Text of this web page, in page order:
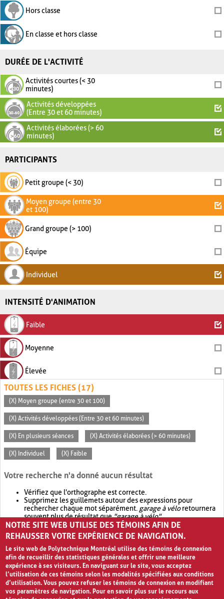
Hors classe
En classe et hors classe
DURÉE DE L'ACTIVITÉ
Activités courtes (< 30
minutes)
Activités développées
(Entre 30 et 60 minutes)
Activités élaborées (> 60
minutes)
PARTICIPANTS
Petit groupe (< 30)
Moyen groupe (entre 30
et 100)
Grand groupe (> 100)
Équipe
Individuel
INTENSITÉ D'ANIMATION
Faible
Moyenne
Élevée
TOUTES LES FICHES (17)
(X) Moyen groupe (entre 30 et 100)
(X) Activités développées (Entre 30 et 60 minutes)
(X) En plusieurs séances (X) Activités élaborées (> 60 minutes)
(X) Individuel (X) Faible
Votre recherche n'a donné aucun résultat
Vérifiez que l'orthographe est correcte.
Supprimez les guillemets autour des expressions pour
rechercher chaque mot séparément. garage à véloretournera
souvent plus de résultat que"garage à vélo".
Envisagez d'élargir votre recherche avec OR.garage OR vélo
retournera souvent plus de résultat quegarage à vélo
NOTRE SITE WEB UTILISE DES TÉMOINS AFIN DE
REHAUSSER VOTRE EXPÉRIENCE DE NAVIGATION.
Le site web de Polytechnique Montréal utilise des témoins de connexion
afin de recueillir des statistiques générales et offrir une meilleure
expérience à ses visiteurs. En naviguant sur le site, vous acceptez
l’utilisation de ces témoins selon les modalités spécifiées aux conditions
d’utilisation. Vous pouvez refuser les témoins de connexion en modifiant
vos paramètres de navigation. Pour en savoir plus sur le recours aux